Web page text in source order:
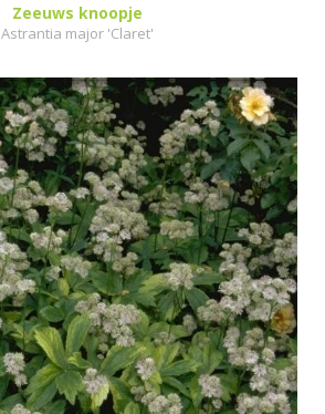
Zeeuws knoopje
Astrantia major 'Claret'